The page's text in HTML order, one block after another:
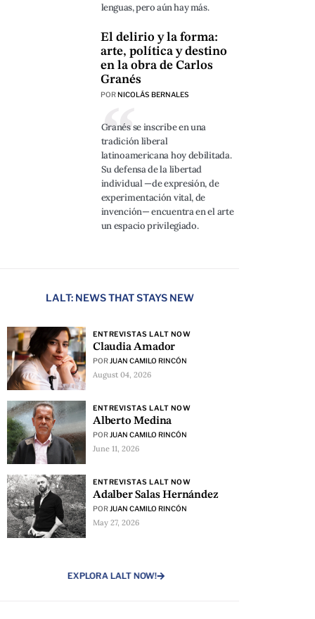
lenguas, pero aún hay más.
El delirio y la forma:
arte, política y destino
en la obra de Carlos
Granés
PORNICOLÁS BERNALES
Granés se inscribe en una
tradición liberal
latinoamericana hoy debilitada.
Su defensa de la libertad
individual —de expresión, de
experimentación vital, de
invención— encuentra en el arte
un espacio privilegiado.
LALT: NEWS THAT STAYS NEW
ENTREVISTAS LALT NOW
Claudia Amador
POR JUAN CAMILO RINCÓN
August 04, 2026
ENTREVISTAS LALT NOW
Alberto Medina
POR JUAN CAMILO RINCÓN
June 11, 2026
ENTREVISTAS LALT NOW
Adalber Salas Hernández
POR JUAN CAMILO RINCÓN
May 27, 2026
EXPLORA LALT NOW!